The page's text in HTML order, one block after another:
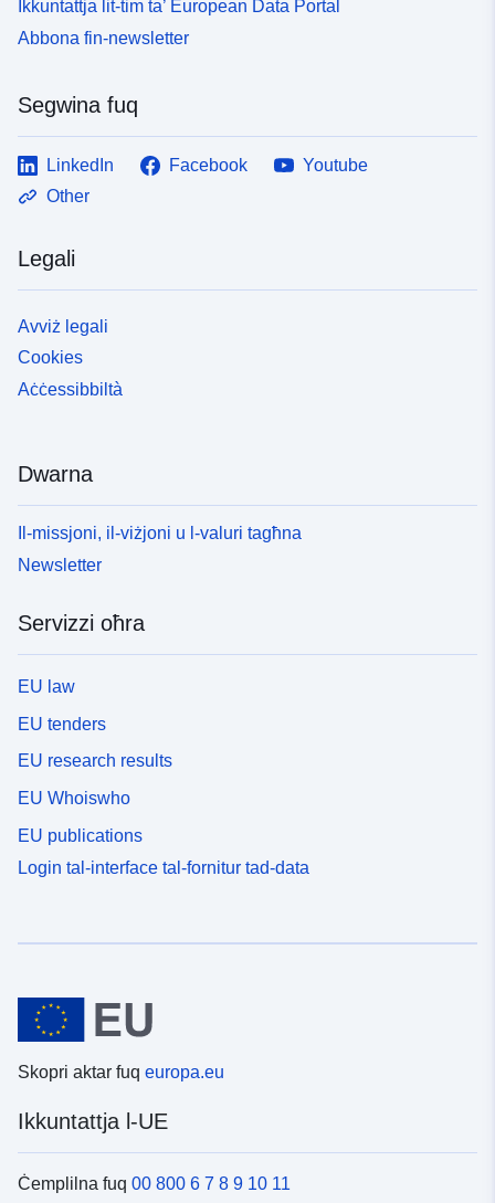
Ikkuntattja lit-tim ta’ European Data Portal
Abbona fin-newsletter
Segwina fuq
LinkedIn Facebook
Youtube
Other
Legali
Avviż legali
Cookies
Aċċessibbiltà
Dwarna
Il-missjoni, il-viżjoni u l-valuri tagħna
Newsletter
Servizzi oħra
EU law
EU tenders
EU research results
EU Whoiswho
EU publications
Login tal-interface tal-fornitur tad-data
Skopri aktar fuq europa.eu
Ikkuntattja l-UE
Ċemplilna fuq 00 800 6 7 8 9 10 11